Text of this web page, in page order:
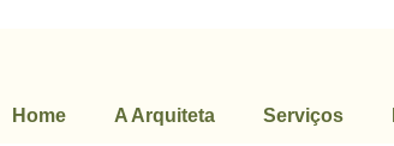
Home A Arquiteta Serviços